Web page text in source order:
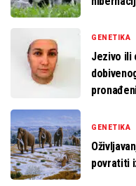
GENETIKA
Jezivo ili
GENETIKA
povratiti